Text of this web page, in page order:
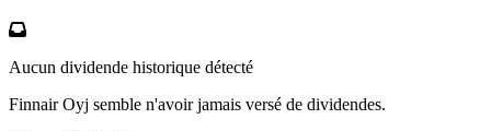
Aucun dividende historique détecté
Finnair Oyj semble n'avoir jamais versé de dividendes.